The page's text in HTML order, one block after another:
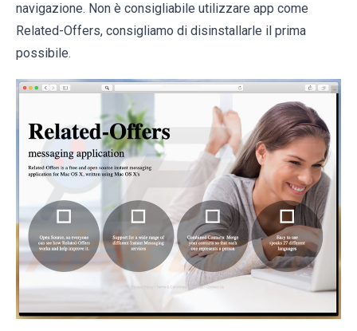
navigazione. Non è consigliabile utilizzare app come
Related-Offers, consigliamo di disinstallarle il prima
possibile.